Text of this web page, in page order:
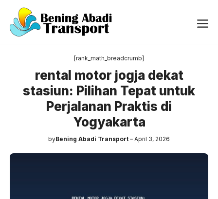
Langsung
[rank_math_breadcrumb]
rental motor jogja dekat
stasiun: Pilihan Tepat untuk
Perjalanan Praktis di
Yogyakarta
byBening Abadi Transport April 3, 2026